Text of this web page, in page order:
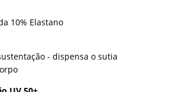
10% Elastano
- dispensa o sutia